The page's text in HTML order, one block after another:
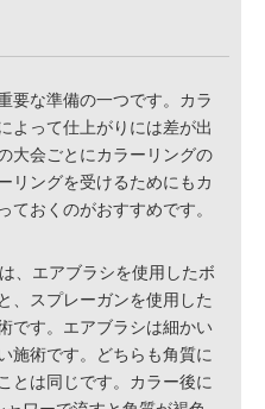
要な準備の一つです。カラ
よって仕上がりには差が出
大会ごとにカラーリングの
リングを受けるためにもカ
ておくのがおすすめです。
、エアブラシを使用したボ
、スプレーガンを使用した
です。エアブラシは細かい
施術です。どちらも角質に
とは同じです。カラー後に